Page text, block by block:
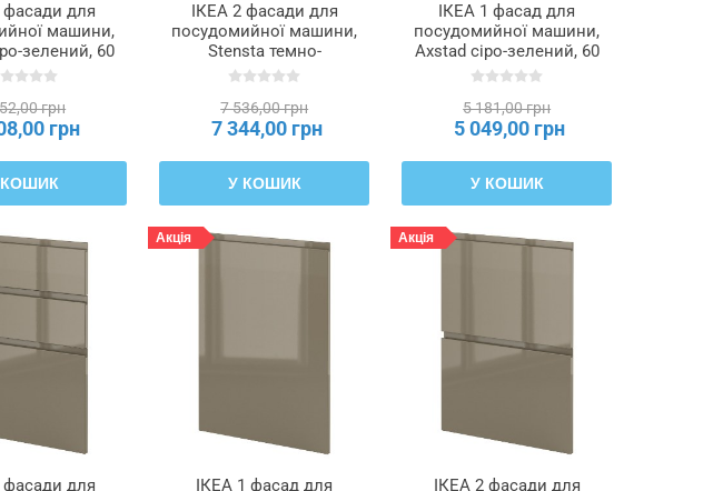
фасади для
машини,
зелений, 60
МЕТОД,
грн
грн
ІКЕА 2 фасади для
посудомийної машини,
Stensta темно-
коричнева фанера
МЕТОД, 895.744.91
7 536,00 грн
7 344,00 грн
У КОШИК
ІКЕА 1 фасад для
посудомийної машини,
Axstad сіро-зелений, 60
см METOD МЕТОД,
5 181,00 грн
5 049,00 грн
У КОШИК
фасади для
Акція
ІКЕА 1 фасад для
Акція
ІКЕА 2 фасади для